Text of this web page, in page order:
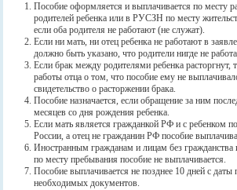
Пособие оформляется и выплачивается по месту
родителей ребенка или в РУСЗН по месту
если оба родителя не работают (не служат).
Если ни мать, ни отец ребенка не работают в
должно быть указано, что родители нигде не
Если брак между родителями ребенка расторгнут,
работы отца о том, что пособие ему не
свидетельство о расторжении брака.
Пособие назначается, если обращение за ним
месяцев со дня рождения ребенка.
Если мать является гражданкой РФ и с ребенком
России, а отец не гражданин РФ пособие
Иностранным гражданам и лицам без
по месту пребывания пособие не выплачивается.
Пособие выплачивается не позднее 10 дней с даты
необходимых документов.